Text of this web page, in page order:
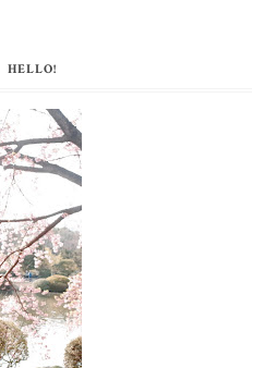
HELLO!